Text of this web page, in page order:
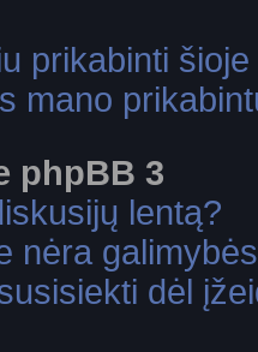
prikabinti
mano
phpBB 3
lentą?
nėra
dėl